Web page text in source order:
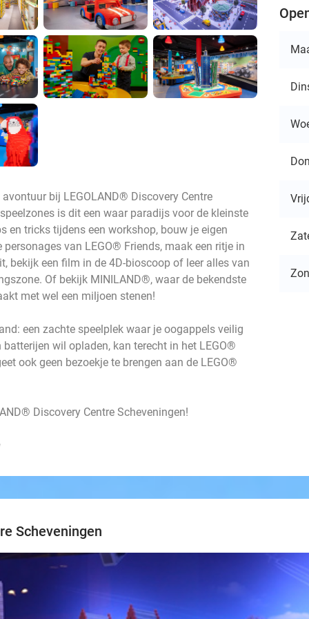
bij LEGOLAND® Discovery Centre
is dit een waar paradijs voor de kleinste
en tricks tijdens een workshop, bouw je eigen
van LEGO® Friends, maak een ritje in
bekijk een film in de 4D-bioscoop of leer alles van
Of bekijk MINILAND®, waar de bekendste
met wel een miljoen stenen!
een zachte speelplek waar je oogappels veilig
wil opladen, kan terecht in het LEGO®
ook geen bezoekje te brengen aan de LEGO®
Discovery Centre Scheveningen!
Scheveningen